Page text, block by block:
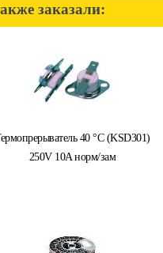
заказали:
40 °C (KSD301)
250V 10A норм/зам